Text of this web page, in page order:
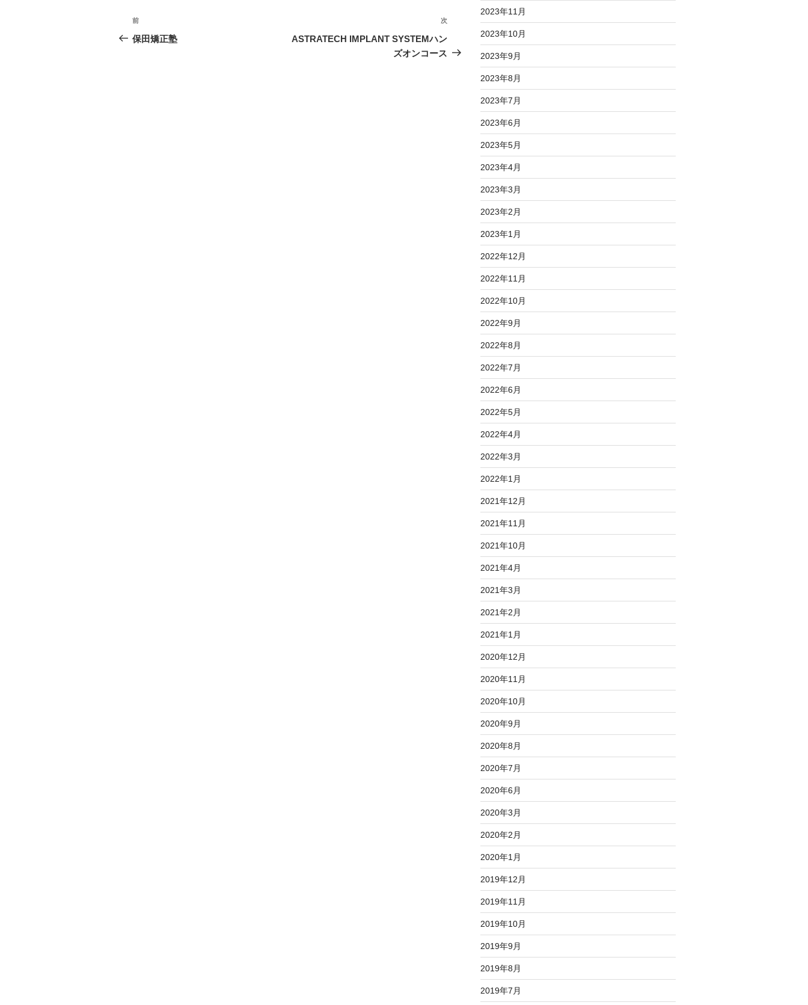
投
稿
過
去
前
保田矯正塾
次
の
投
次
ASTRATECH IMPLANT SYSTEMハン
ズオンコース
2023年11月
2023年10月
2023年9月
2023年8月
2023年7月
2023年6月
2023年5月
2023年4月
2023年3月
2023年2月
2023年1月
2022年12月
2022年11月
2022年10月
2022年9月
2022年8月
2022年7月
2022年6月
2022年5月
2022年4月
2022年3月
2022年1月
2021年12月
2021年11月
2021年10月
2021年4月
2021年3月
2021年2月
2021年1月
2020年12月
2020年11月
2020年10月
2020年9月
2020年8月
2020年7月
2020年6月
2020年3月
2020年2月
2020年1月
2019年12月
2019年11月
2019年10月
2019年9月
2019年8月
2019年7月